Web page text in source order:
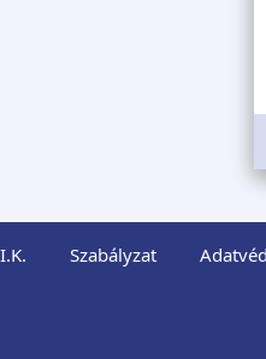
Szabályzat